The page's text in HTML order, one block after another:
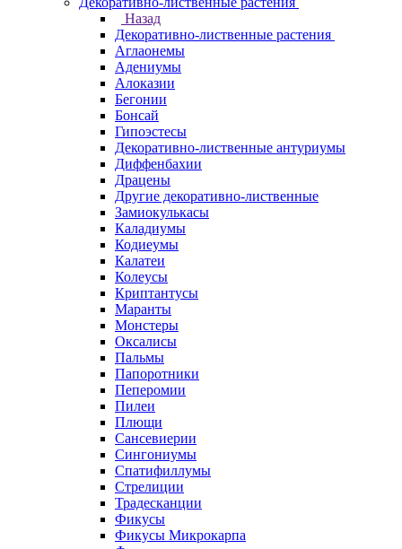
Назад
Декоративно-лиственные растения
Аглаонемы
Адениумы
Алоказии
Бегонии
Бонсай
Гипоэстесы
Декоративно-лиственные антуриумы
Диффенбахии
Драцены
Другие декоративно-лиственные
Замиокулькасы
Каладиумы
Кодиеумы
Калатеи
Колеусы
Криптантусы
Маранты
Монстеры
Оксалисы
Пальмы
Папоротники
Пеперомии
Пилеи
Плющи
Сансевиерии
Сингониумы
Спатифиллумы
Стрелиции
Традесканции
Фикусы
Фикусы Микрокарпа